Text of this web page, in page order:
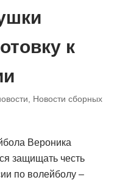
к
Новости сборных
Вероника
защищать честь
по волейболу –